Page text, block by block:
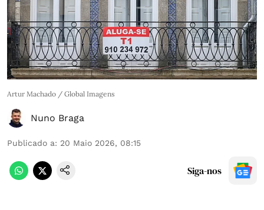
Artur Machado / Global Imagens
Nuno Braga
Publicado a: 20 Maio 2026, 08:15
Siga-nos